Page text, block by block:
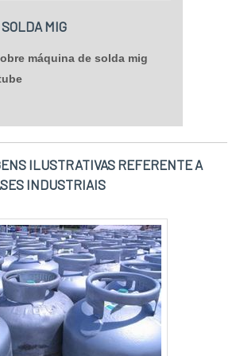
e preço justo para clientes
onde passa e garantindo o
das necessidades de seus
MIG
máquina de solda mig
ILUSTRATIVAS REFERENTE A
INDUSTRIAIS